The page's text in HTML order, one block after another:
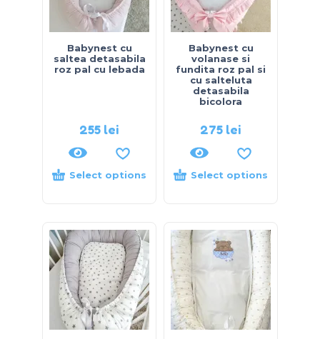
Babynest cu
saltea detasabila
roz pal cu lebada
255 lei
Select options
Babynest cu
volanase si
fundita roz pal si
cu salteluta
detasabila
bicolora
275 lei
Select options